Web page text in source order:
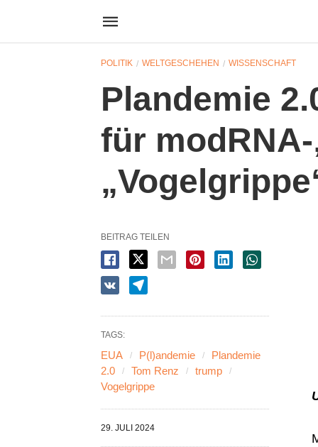
POLITIK WELTGESCHEHEN WISSENSCHAFT
Plandemie
für
BEITRAG TEILEN
TAGS:
EUA P(l)andemie
Plandemie
2.0
Tom Renz
trump
Vogelgrippe
29. JULI 2024